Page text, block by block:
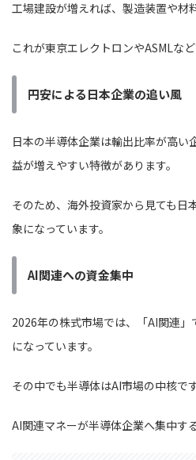
工場建設が増えれば、製造装置や材
これが東京エレクトロンやASMLな
円安による日本企業の追い風
日本の半導体企業は輸出比率が高い
益が増えやすい特徴があります。
そのため、海外投資家から見ても日
象になっています。
AI関連への資金集中
2026年の株式市場では、「AI関連
になっています。
その中でも半導体はAI市場の中核です
AI関連マネーが半導体企業へ集中す